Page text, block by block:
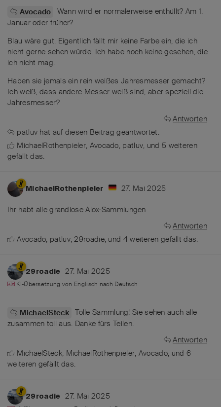
Avocado
Wann wird er normalerweise enthüllt? Am 1.
Januar oder früher?
Blau wäre gut. Eigentlich fällt mir keine Farbe ein, die ich
nicht gerne sehen würde. Ich habe noch keine gesehen, die
ich nicht mag.
Haben sie jemals ein rein weißes Jahresmesser gemacht?
Ich weiß, dass andere Messer weiß sind, aber speziell die
Jahresmesser?
Antworten
patluv hat auf diesen Beitrag geantwortet.
MichaelRothenpieler, Avocado, patluv, und 5 weiteren
gefällt das.
MichaelRothenpieler 27. Mai 2025
Ihr habt alle grandiose Alox-Sammlungen
Antworten
Avocado, patluv,29roadie, und 4weiteren gefällt das.
29roadie 27. Mai 2025
KI-Übersetzung von Englisch nach Deutsch
MichaelSteck
Tolle Sammlung! Sie sehen auch alle
zusammen toll aus. Danke fürs Teilen.
Antworten
MichaelSteck, MichaelRothenpieler, Avocado, und 6
weiteren gefällt das.
29roadie 27. Mai 2025